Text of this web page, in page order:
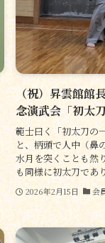
（祝）昇雲館館
念演武会「初太
範士曰く「初太刀の
と、柄頭で人中（鼻
水月を突くことも然
も同様に初太刀であ
2026年2月15日 会